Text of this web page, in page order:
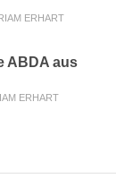
ERHART
ABDA aus
ERHART